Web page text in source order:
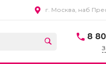
г. Москва, наб
8